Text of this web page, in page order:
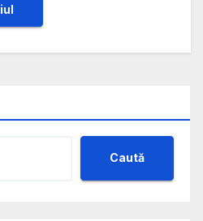
Caută